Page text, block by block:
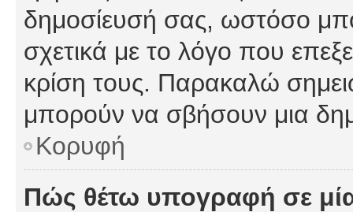
δημοσίευσή σας, ωστόσο
σχετικά με το λόγο που
κρίση τους. Παρακαλώ
μπορούν να σβήσουν μια
Κορυφή
Πώς θέτω υπογραφή σε